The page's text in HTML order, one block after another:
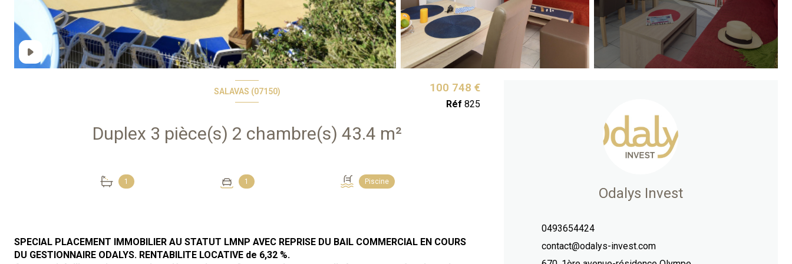
SALAVAS (07150)
Duplex 3 pièce(s) 2 chambre(s) 43.4 m²
1 1 Piscine
100 748 €
Réf 825
SPECIAL PLACEMENT IMMOBILIER AU STATUT LMNP AVEC REPRISE DU BAIL COMMERCIAL EN COURS
DU GESTIONNAIRE ODALYS. RENTABILITE LOCATIVE de 6,32 %.
Odalys Invest
0493654424
contact@odalys-invest.com